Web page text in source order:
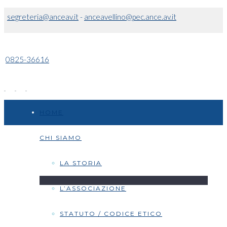
segreteria@anceav.it- anceavellino@pec.ance.av.it
0825-36616
CHI SIAMO
LA STORIA
L’ASSOCIAZIONE
STATUTO / CODICE ETICO